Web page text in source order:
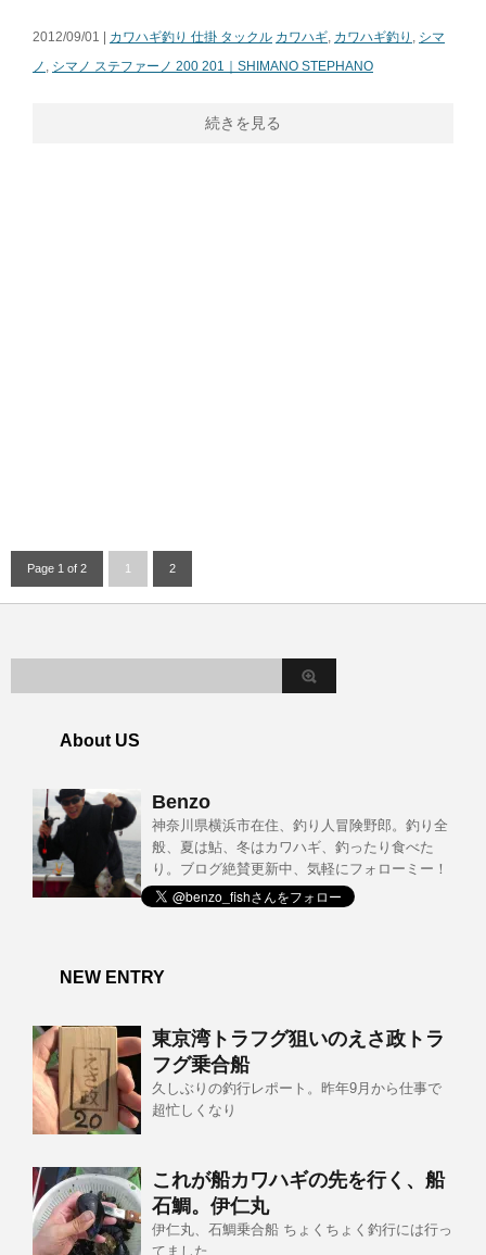
2012/09/01 | カワハギ釣り 仕掛 タックル カワハギ カワハギ釣り
シマ
ノ
シマノ ステファーノ 200 201｜SHIMANO STEPHANO
続きを見る
Page 1 of 2 1 2
About US
Benzo
神奈川県横浜市在住、釣り人冒険野郎。釣り全
般、夏は鮎、冬はカワハギ、釣ったり食べた
り。ブログ絶賛更新中、気軽にフォローミー！
NEW ENTRY
東京湾トラフグ狙いのえさ政トラ
フグ乗合船
久しぶりの釣行レポート。昨年9月から仕事で
超忙しくなり
これが船カワハギの先を行く、船
石鯛。伊仁丸
伊仁丸、石鯛乗合船 ちょくちょく釣行には行っ
てました